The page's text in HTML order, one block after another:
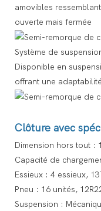
amovibles
ouverte mais fermée
Système de
Disponible en
offrant une
Clôture avec
Dimension hors tout :
Capacité de
Essieux : 4 essieux,
Pneu : 16 unités,
Suspension :